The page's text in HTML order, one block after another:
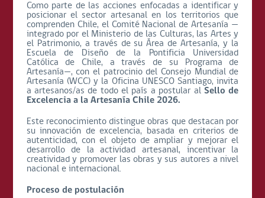
Como parte de las acciones enfocadas a identificar y
posicionar el sector artesanal en los territorios que
comprenden Chile, el Comité Nacional de Artesanía —
integrado por el Ministerio de las Culturas, las Artes y
el Patrimonio, a través de su Área de Artesanía, y la
Escuela de Diseño de la Pontificia Universidad
Católica de Chile, a través de su Programa de
Artesanía—, con el patrocinio del Consejo Mundial de
Artesanía (WCC) y la Oficina UNESCO Santiago, invita
a artesanos/as de todo el país a postular al Sello de
Excelencia a la Artesanía Chile 2026.
Este reconocimiento distingue obras que destacan por
su innovación de excelencia, basada en criterios de
autenticidad, con el objeto de ampliar y mejorar el
desarrollo de la actividad artesanal, incentivar la
creatividad y promover las obras y sus autores a nivel
nacional e internacional.
Proceso de postulación